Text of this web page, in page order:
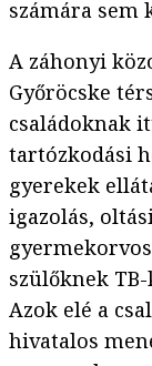
számára sem
A záhonyi
Győröcske
családoknak
tartózkodási
gyerekek
igazolás,
szülőknek
Azok elé a
hivatalos